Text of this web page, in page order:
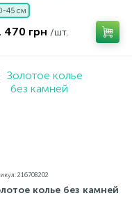
45 см
470 грн /шт.
216708202
колье без камней